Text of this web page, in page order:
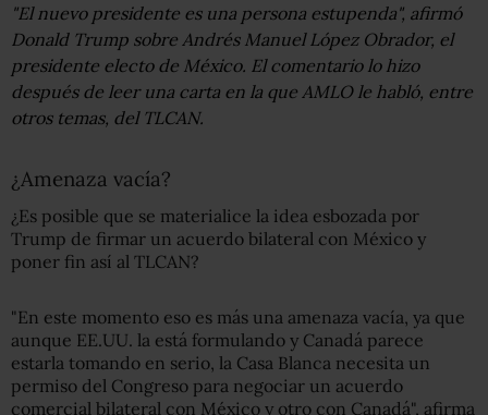
"El nuevo presidente es una persona estupenda", afirmó
Donald Trump sobre Andrés Manuel López Obrador, el
presidente electo de México. El comentario lo hizo
después de leer una carta en la que AMLO le habló, entre
otros temas, del TLCAN.
¿Amenaza vacía?
¿Es posible que se materialice la idea esbozada por
Trump de firmar un acuerdo bilateral con México y
poner fin así al TLCAN?
"En este momento eso es más una amenaza vacía, ya que
aunque EE.UU. la está formulando y Canadá parece
estarla tomando en serio, la Casa Blanca necesita un
permiso del Congreso para negociar un acuerdo
comercial bilateral con México y otro con Canadá", afirma